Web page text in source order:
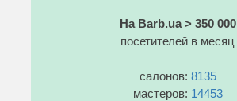
На Barb.ua > 350 000
посетителей в месяц
салонов: 8135
мастеров: 14453